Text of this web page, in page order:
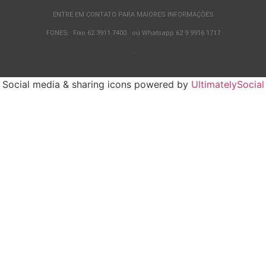
ENTRE EM CONTATO PARA MAIORES INFORMAÇÕES
FONES: Fixo 62 3911 7400 ou Whatsapp 62 9 9916 1717
.
Social media & sharing icons powered by UltimatelySocial